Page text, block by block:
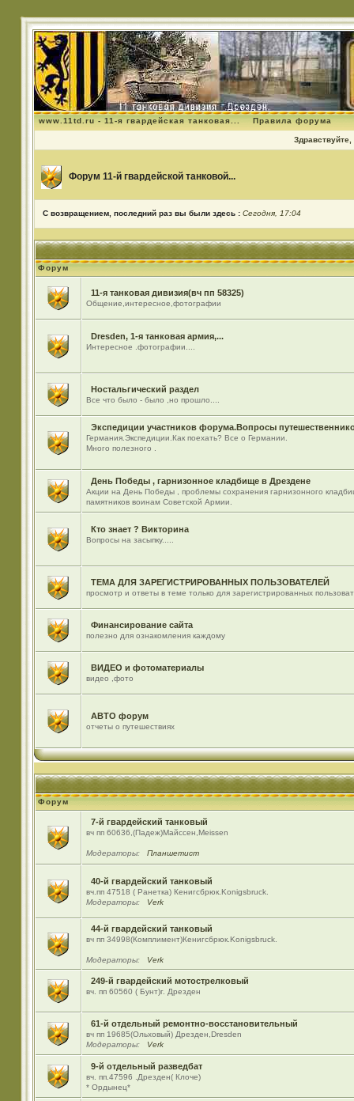
www.11td.ru - 11-я гвардейская танковая... Правила форума
Здравствуйте,
Форум 11-й гвардейской танковой...
С возвращением, последний раз вы были здесь : Сегодня, 17:04
Форум
11-я танковая дивизия(вч пп 58325)
Общение,интересное,фотографии
Dresden, 1-я танковая армия,...
Интересное .фотографии....
Ностальгический раздел
Все что было - было ,но прошло....
Экспедиции участников форума.Вопросы
Германия.Экспедиции.Как поехать? Все о Германии.
Много полезного .
День Победы , гарнизонное кладбище в Дрездене
Акции на День Победы , проблемы сохранения гарнизонного
памятников воинам Советской Армии.
Кто знает ? Викторина
Вопросы на засыпку.....
ТЕМА ДЛЯ ЗАРЕГИСТРИРОВАННЫХ ПОЛЬЗОВАТЕЛЕЙ
просмотр и ответы в теме только для зарегистрированных
Финансирование сайта
полезно для ознакомления каждому
ВИДЕО и фотоматериалы
видео ,фото
АВТО форум
отчеты о путешествиях
Форум
7-й гвардейский танковый
вч пп 60636,(Падеж)Майсcен,Meissen
Модераторы: Планшетист
40-й гвардейский танковый
вч.пп 47518 ( Ранетка) Кенигсбрюк.Konigsbruck.
Модераторы:
Verk
44-й гвардейский танковый
вч пп 34998(Комплимент)Кенигсбрюк.Konigsbruck.
Модераторы: Verk
249-й гвардейский мотострелковый
вч. пп 60560 ( Бунт)г. Дрезден
61-й отдельный ремонтно-восстановительный
вч пп 19685(Ольховый) Дрезден,Dresden
Модераторы:
Verk
9-й отдельный разведбат
вч. пп.47596 .Дрезден( Клоче)
* Ордынец*